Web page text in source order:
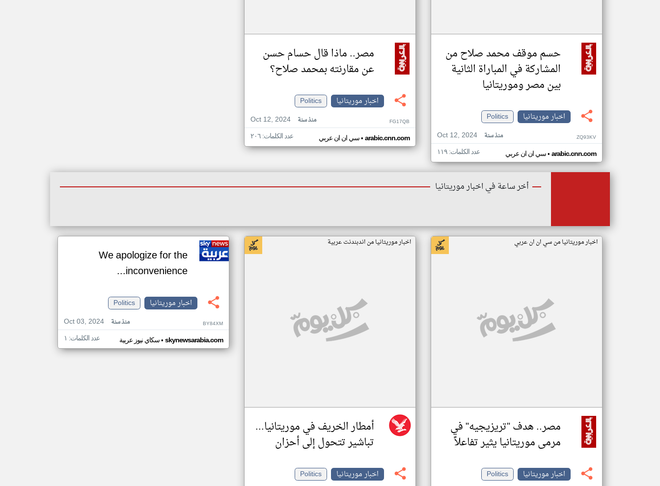
حسم موقف محمد صلاح من
المشاركة في المباراة الثانية
بين مصر وموريتانيا
اخبار موريتانيا
Politics
Oct 12, 2024
منذ سنة ZQ93KV
سي ان ان عربي• arabic.cnn.com عدد الكلمات: ١١٩
مصر.. ماذا قال حسام حسن
عن مقارنته بمحمد صلاح؟
اخبار موريتانيا
Politics
Oct 12, 2024
منذ سنة FG17QB
سي ان ان عربي• arabic.cnn.com عدد الكلمات: ٢٠٦
أخر ساعة في اخبار موريتانيا
اخبار موريتانيا من سي ان ان عربي
مصر.. هدف "تريزيجيه" في
مرمى موريتانيا يثير تفاعلاً
اخبار موريتانيا
Politics
اخبار موريتانيا من اندبندنت عربية
أمطار الخريف في موريتانيا...
تباشير تتحول إلى أحزان
اخبار موريتانيا
Politics
We apologize for the
inconvenience...
اخبار موريتانيا
Politics
Oct 03, 2024
منذ سنة BY84XM
سكاي نيوز عربية• skynewsarabia.com عدد الكلمات: ١